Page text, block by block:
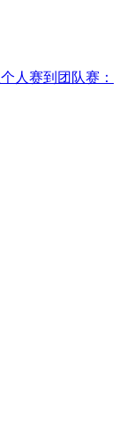
人赛到团队赛：